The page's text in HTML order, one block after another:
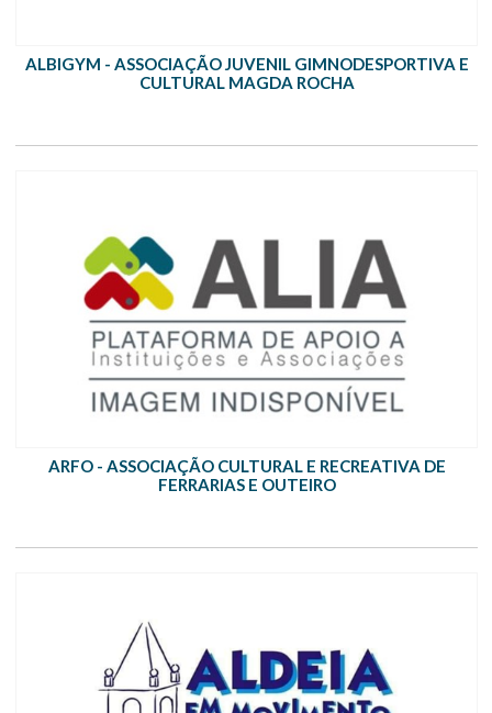
ALBIGYM - ASSOCIAÇÃO JUVENIL GIMNODESPORTIVA E
CULTURAL MAGDA ROCHA
ARFO - ASSOCIAÇÃO CULTURAL E RECREATIVA DE
FERRARIAS E OUTEIRO